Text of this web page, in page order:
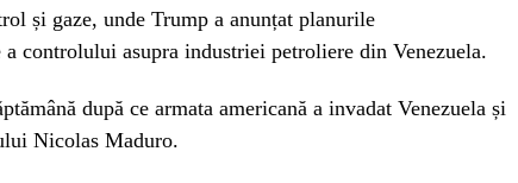
și gaze, unde Trump a anunțat planurile
controlului asupra industriei petroliere din Venezuela.
după ce armata americană a invadat Venezuela și
Nicolas Maduro.